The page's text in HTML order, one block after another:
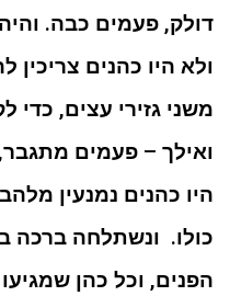
דולק, פעמים כבה.
ולא היו כהנים
משני גזירי עצים, כדי
ואילך – פעמים
היו כהנים נמנעין
כולו. ונשתלחה ברכה
הפנים, וכל כהן